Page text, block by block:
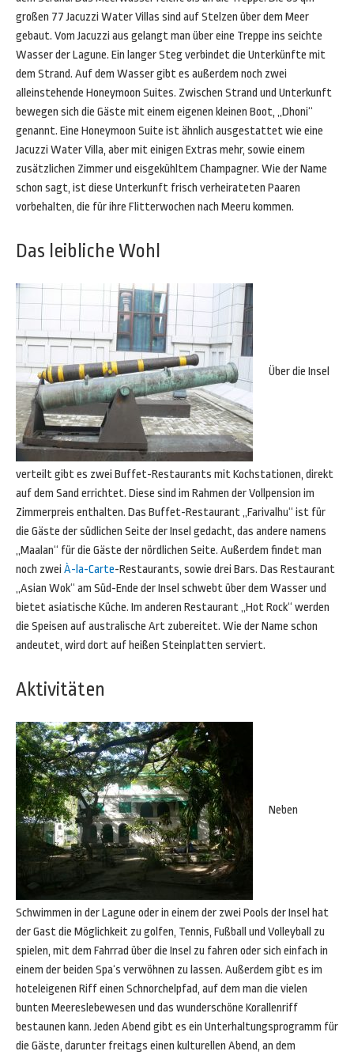
großen 77 Jacuzzi Water Villas sind auf Stelzen über dem Meer
gebaut. Vom Jacuzzi aus gelangt man über eine Treppe ins seichte
Wasser der Lagune. Ein langer Steg verbindet die Unterkünfte mit
dem Strand. Auf dem Wasser gibt es außerdem noch zwei
alleinstehende Honeymoon Suites. Zwischen Strand und Unterkunft
bewegen sich die Gäste mit einem eigenen kleinen Boot, „Dhoni“
genannt. Eine Honeymoon Suite ist ähnlich ausgestattet wie eine
Jacuzzi Water Villa, aber mit einigen Extras mehr, sowie einem
zusätzlichen Zimmer und eisgekühltem Champagner. Wie der Name
schon sagt, ist diese Unterkunft frisch verheirateten Paaren
vorbehalten, die für ihre Flitterwochen nach Meeru kommen.
Das leibliche Wohl
Über die Insel
verteilt gibt es zwei Buffet-Restaurants mit Kochstationen, direkt
auf dem Sand errichtet. Diese sind im Rahmen der Vollpension im
Zimmerpreis enthalten. Das Buffet-Restaurant „Farivalhu“ ist für
die Gäste der südlichen Seite der Insel gedacht, das andere namens
„Maalan“ für die Gäste der nördlichen Seite. Außerdem findet man
noch zwei À-la-Carte-Restaurants, sowie drei Bars. Das Restaurant
„Asian Wok“ am Süd-Ende der Insel schwebt über dem Wasser und
bietet asiatische Küche. Im anderen Restaurant „Hot Rock“ werden
die Speisen auf australische Art zubereitet. Wie der Name schon
andeutet, wird dort auf heißen Steinplatten serviert.
Aktivitäten
Neben
Schwimmen in der Lagune oder in einem der zwei Pools der Insel hat
der Gast die Möglichkeit zu golfen, Tennis, Fußball und Volleyball zu
spielen, mit dem Fahrrad über die Insel zu fahren oder sich einfach in
einem der beiden Spa‘s verwöhnen zu lassen. Außerdem gibt es im
hoteleigenen Riff einen Schnorchelpfad, auf dem man die vielen
bunten Meereslebewesen und das wunderschöne Korallenriff
bestaunen kann. Jeden Abend gibt es ein Unterhaltungsprogramm für
die Gäste, darunter freitags einen kulturellen Abend, an dem